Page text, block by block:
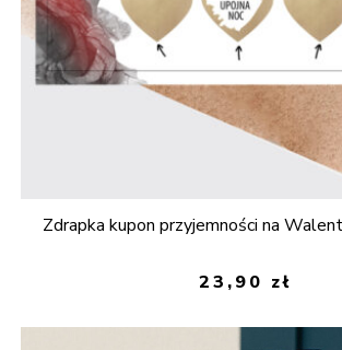
Zdrapka kupon przyjemności na
23,90 zł